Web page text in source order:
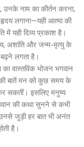
उनके नाम का कीर्तन करना,
लगाना—यही आत्मा की
में यही दिव्य प्रकाश है।
अशांति और जन्म-मृत्यु के
लगता है।
का वास्तविक भोजन भगवान
बातें मन को कुछ समय के
सकतीं। इसलिए मनुष्य
की कथा सुनने से कभी
जुड़ी हर बात भी अनंत
है।